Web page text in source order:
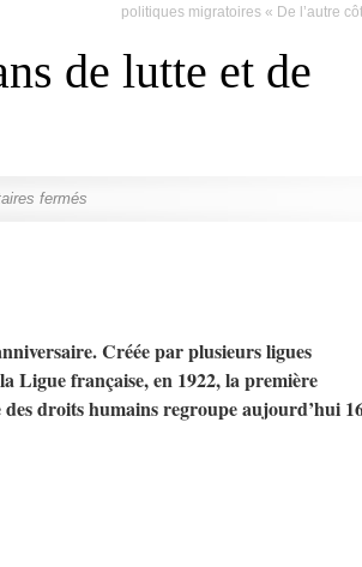
politiques migratoires « De l’autre
de lutte et de
fermés
Créée par plusieurs ligues
Ligue française, en 1922, la première
droits humains regroupe aujourd’hui